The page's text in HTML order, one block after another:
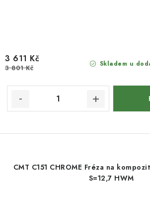
Skladem u
3 611 Kč
3 801 Kč
CMT C151 CHROME Fréza na
S=12,7 HWM